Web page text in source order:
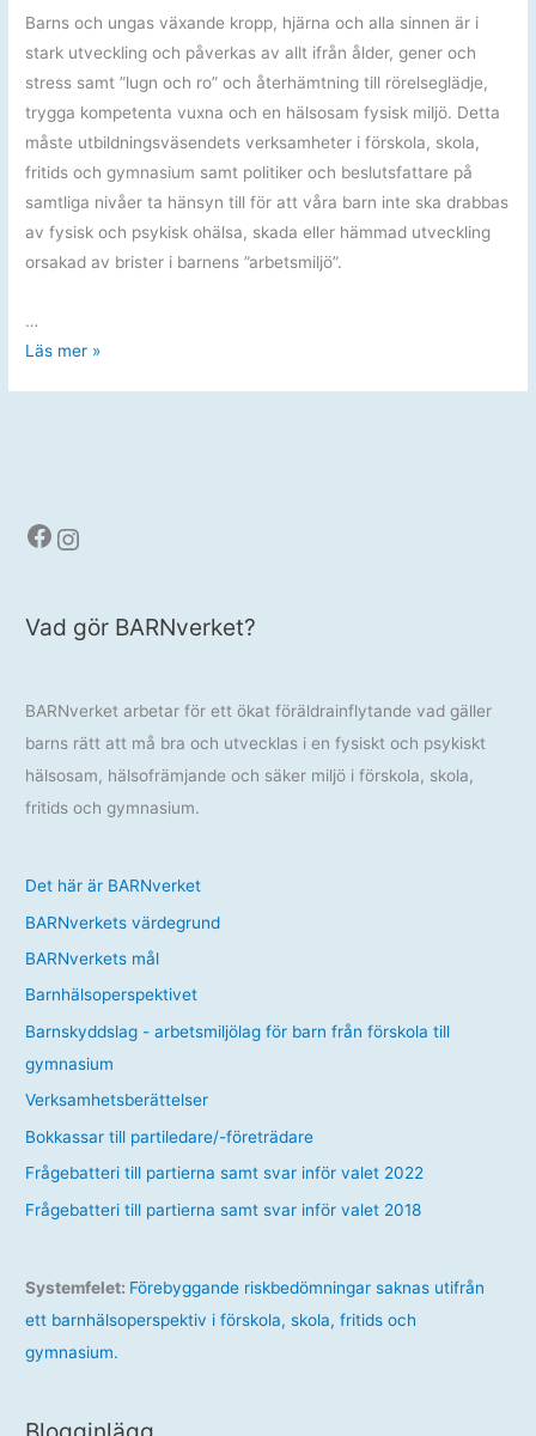
Barns och ungas växande kropp, hjärna och alla sinnen är i
stark utveckling och påverkas av allt ifrån ålder, gener och
stress samt ”lugn och ro” och återhämtning till rörelseglädje,
trygga kompetenta vuxna och en hälsosam fysisk miljö. Detta
måste utbildningsväsendets verksamheter i förskola, skola,
fritids och gymnasium samt politiker och beslutsfattare på
samtliga nivåer ta hänsyn till för att våra barn inte ska drabbas
av fysisk och psykisk ohälsa, skada eller hämmad utveckling
orsakad av brister i barnens ”arbetsmiljö”.
…
BARNverkets
Läs mer »
Facebook Instagram
Vad gör BARNverket?
BARNverket arbetar för ett ökat föräldrainflytande vad gäller
barns rätt att må bra och utvecklas i en fysiskt och psykiskt
hälsosam, hälsofrämjande och säker miljö i förskola, skola,
fritids och gymnasium.
Det här är BARNverket
BARNverkets värdegrund
BARNverkets mål
Barnhälsoperspektivet
Barnskyddslag - arbetsmiljölag för barn från förskola till
gymnasium
Verksamhetsberättelser
Bokkassar till partiledare/-företrädare
Frågebatteri till partierna samt svar inför valet 2022
Frågebatteri till partierna samt svar inför valet 2018
Systemfelet: Förebyggande riskbedömningar saknas utifrån
ett barnhälsoperspektiv i förskola, skola, fritids och
gymnasium.